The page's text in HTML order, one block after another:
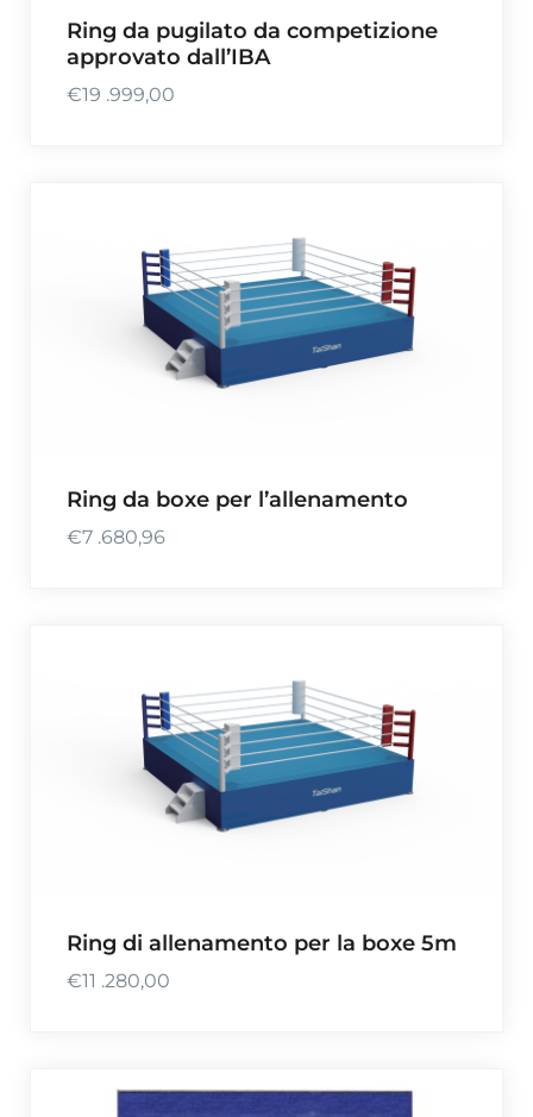
Ring da pugilato da competizione
approvato dall’IBA
€19 .999,00
Ring da boxe per l’allenamento
€7 .680,96
Ring di allenamento per la boxe 5m
€11 .280,00